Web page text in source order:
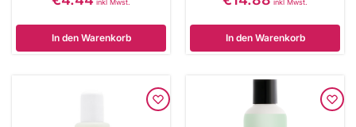
inkl Mwst.
In den Warenkorb
inkl Mwst.
In den Warenkorb